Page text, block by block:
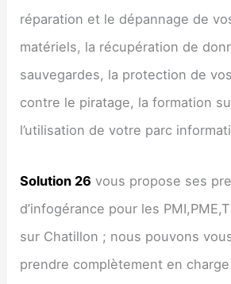
réparation et le dépannage de
matériels, la récupération de
sauvegardes, la protection de
contre le piratage, la formation
l’utilisation de votre parc
Solution 26 vous propose ses
d’infogérance pour les
sur Chatillon ; nous pouvons
prendre complètement en